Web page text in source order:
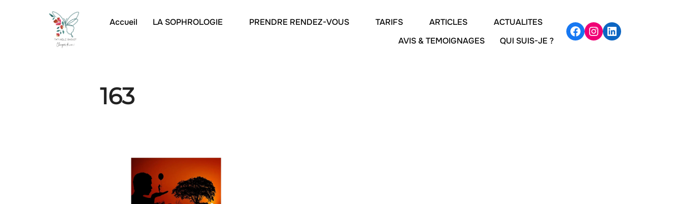
Accueil LA SOPHROLOGIE PRENDRE RENDEZ-VOUS TARIFS ARTICLES
ACTUALITES
AVIS & TEMOIGNAGES
QUI SUIS-JE ?
163